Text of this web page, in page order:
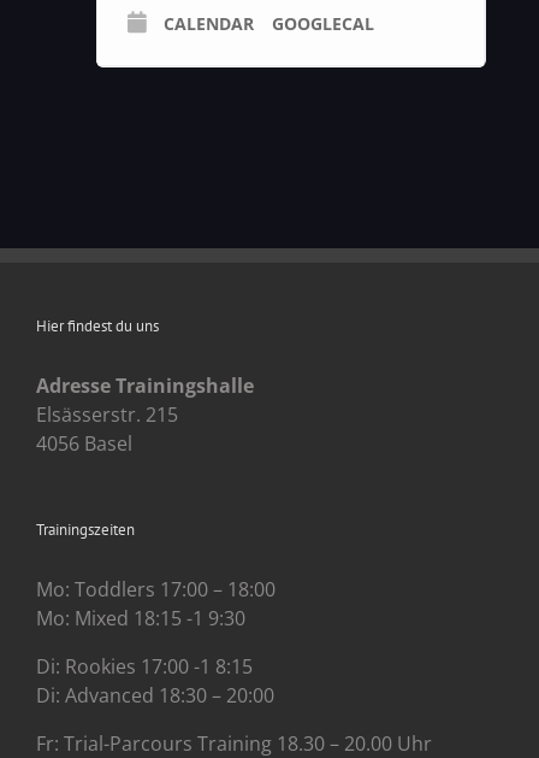
CALENDAR GOOGLECAL
Hier findest du uns
Adresse Trainingshalle
Elsässerstr. 215
4056 Basel
Trainingszeiten
Mo: Toddlers 17:00 – 18:00
Mo: Mixed 18:15 -1 9:30
Di: Rookies 17:00 -1 8:15
Di: Advanced 18:30 – 20:00
Fr: Trial-Parcours Training 18.30 – 20.00 Uhr